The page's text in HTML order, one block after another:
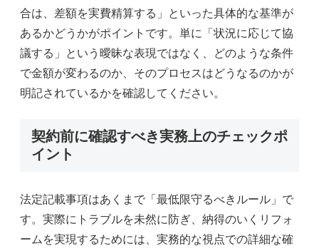
合は、差額を実費精算する」といった具体的な基準が
あるかどうかがポイントです。単に「状況に応じて協
議する」という曖昧な表現ではなく、どのような条件
で金額が変わるのか、そのプロセスはどうなるのかが
明記されているかを確認してください。
契約前に確認すべき実務上のチェックポ
イント
法定記載事項はあくまで「最低限守るべきルール」で
す。実際にトラブルを未然に防ぎ、納得のいくリフォ
ームを実現するためには、実務的な視点での詳細な確